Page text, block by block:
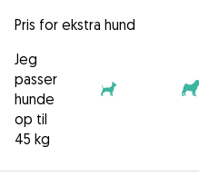
Pris for ekstra hund
Jeg
passer
hunde
op til
45 kg